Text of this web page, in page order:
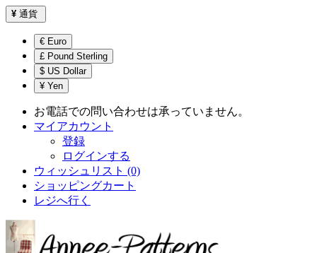
¥ 通貨
€ Euro
£ Pound Sterling
$ US Dollar
¥ Yen
お電話での問い合わせは承っていません。
マイアカウント
登録
ログインする
ウィッシュリスト (0)
ショッピングカート
レジへ行く